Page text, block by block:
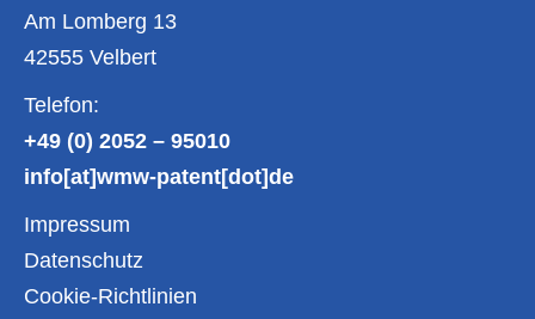
Am Lomberg 13
42555 Velbert
Telefon:
+49 (0) 2052 – 95010
info[at]wmw-patent[dot]de
Impressum
Datenschutz
Cookie-Richtlinien